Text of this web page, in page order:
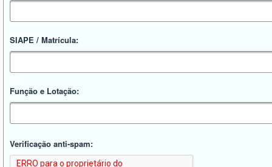
SIAPE / Matrícula:
Função e Lotação:
Verificação anti-spam: